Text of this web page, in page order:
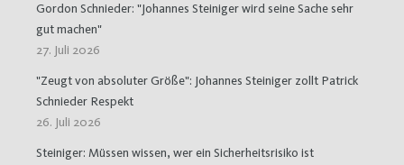
Gordon Schnieder: "Johannes Steiniger wird seine Sache sehr
gut machen"
27. Juli 2026
"Zeugt von absoluter Größe": Johannes Steiniger zollt Patrick
Schnieder Respekt
26. Juli 2026
Steiniger: Müssen wissen, wer ein Sicherheitsrisiko ist